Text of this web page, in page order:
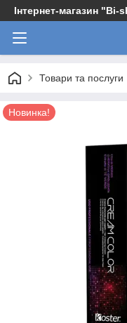
Інтернет-магазин "Bi-
Товари та послуги
Новинка!